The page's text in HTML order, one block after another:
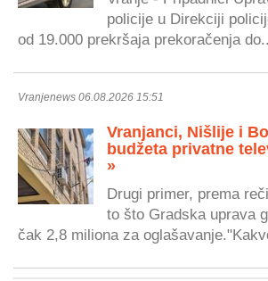
policije u Direkciji
od 19.000 prekršaja prekoračenja
Vranjenews 06.08.2026 15:51
Vranjanci, Nišlije i
budžeta privatne
»
Drugi primer, prema
to što Gradska uprava
čak 2,8 miliona za